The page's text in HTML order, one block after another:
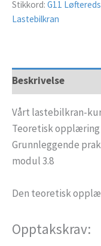
Stikkord: G11
Lastebilkran
Beskrivelse
Vårt lastebilkran-
Teoretisk
Grunnleggende
modul 3.8
Den teoretisk
Opptakskrav: